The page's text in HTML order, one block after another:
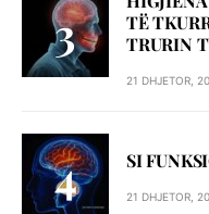
TË
TRURIN
21 DHJETOR,
SI
21 DHJETOR,